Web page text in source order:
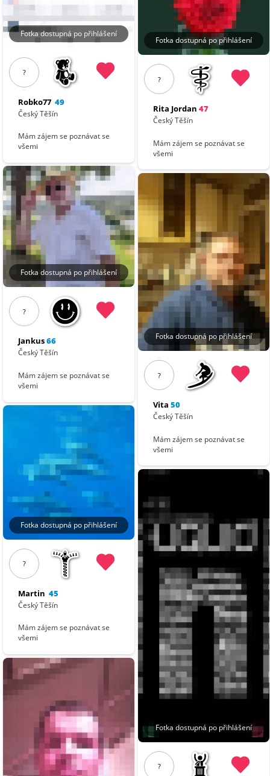
Fotka dostupná po přihlášení
?
Robko77 49
Český Těšín
Mám zájem se poznávat se
všemi
Fotka dostupná po přihlášení
?
Jankus66
Český Těšín
Mám zájem se poznávat se
všemi
Fotka dostupná po přihlášení
?
Martin 45
Český Těšín
Mám zájem se poznávat se
všemi
Fotka dostupná po přihlášení
?
Rita Jordan 47
Český Těšín
Mám zájem se poznávat se
všemi
Fotka dostupná po přihlášení
?
Vita 50
Český Těšín
Mám zájem se poznávat se
všemi
Fotka dostupná po přihlášení
?